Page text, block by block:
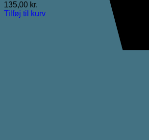
135,00 kr.
Tilføj til kurv